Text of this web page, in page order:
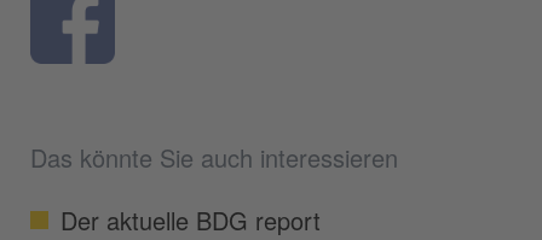
Das könnte Sie auch interessieren
Der aktuelle BDG report